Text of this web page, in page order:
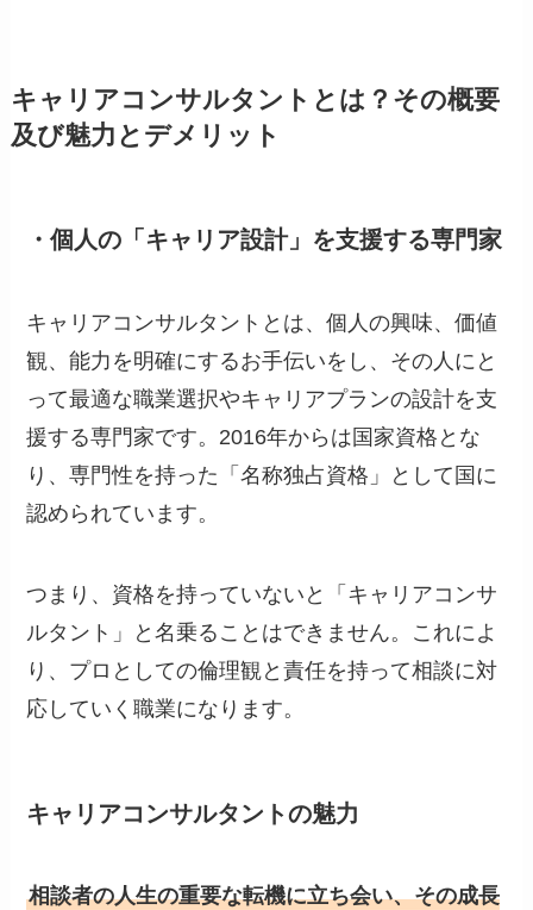
キャリアコンサルタントとは？その概要
及び魅力とデメリット
・個人の「キャリア設計」を支援する専門家
キャリアコンサルタントとは、個人の興味、価値
観、能力を明確にするお手伝いをし、その人にと
って最適な職業選択やキャリアプランの設計を支
援する専門家です。2016年からは国家資格とな
り、専門性を持った「名称独占資格」として国に
認められています。
つまり、資格を持っていないと「キャリアコンサ
ルタント」と名乗ることはできません。これによ
り、プロとしての倫理観と責任を持って相談に対
応していく職業になります。
キャリアコンサルタントの魅力
相談者の人生の重要な転機に立ち会い、その成長